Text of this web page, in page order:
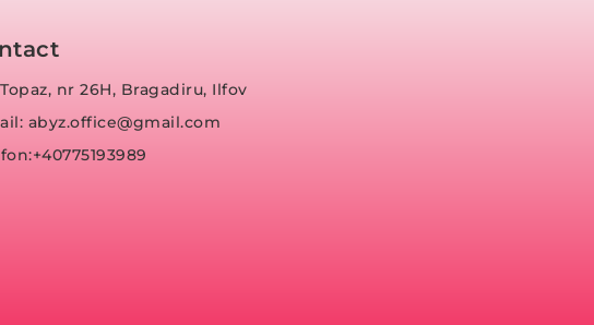
nr 26H, Bragadiru, Ilfov
abyz.office@gmail.com